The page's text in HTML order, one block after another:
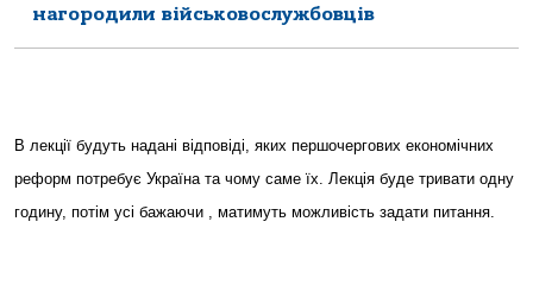
нагородили військовослужбовців
В лекції будуть надані відповіді, яких першочергових економічних
реформ потребує Україна та чому саме їх. Лекція буде тривати одну
годину, потім усі бажаючи , матимуть можливість задати питання.